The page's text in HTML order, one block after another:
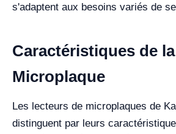
s'adaptent aux besoins variés de
Caractéristiques de
Microplaque
Les lecteurs de microplaques de
distinguent par leurs